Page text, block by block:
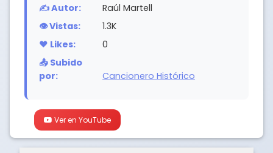
✍️ Autor:
Raúl Martell
👁️ Vistas:
1.3K
❤️ Likes:
0
📤 Subido
por:
Cancionero Histórico
Ver en YouTube